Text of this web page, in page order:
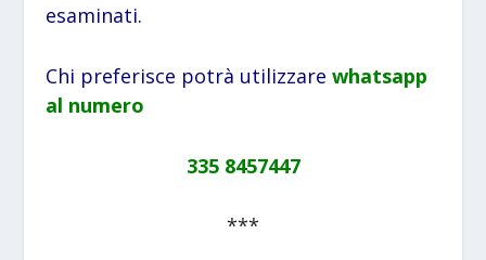
esaminati.
Chi preferisce potrà utilizzare whatsapp
al numero
335 8457447
***